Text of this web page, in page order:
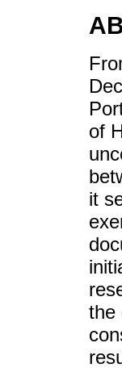
of
it
the